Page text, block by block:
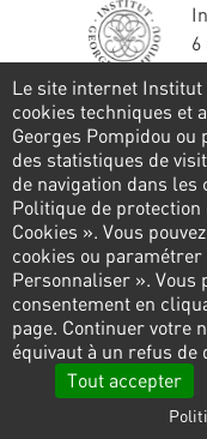
6
Restons
Suivez-
Pied
de
page
Politique de
Mentions
Le site internet Institut
cookies techniques et
Georges Pompidou
des statistiques de
de navigation dans
Politique de
Cookies ». Vous
cookies ou
Personnaliser ». Vous
consentement en
page. Continuer votre
équivaut à un refus de
Tout accepter